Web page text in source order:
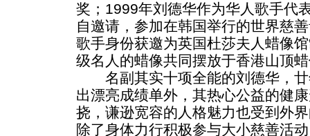
奖；1999年刘德华作为华人歌手代
自邀请，参加在韩国举行的世界慈
歌手身份获邀为英国杜莎夫人蜡像
级名人的蜡像共同摆放于香港山顶
名副其实十项全能的刘德华，廿
出漂亮成绩单外，其热心公益的健
挠，谦逊宽容的人格魅力也受到外
除了身体力行积极参与大小慈善活